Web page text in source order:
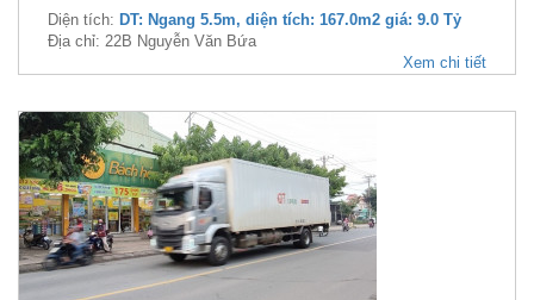
Diện tích: DT: Ngang 5.5m, diện tích: 167.0m2 giá: 9.0 Tỷ
Địa chỉ: 22B Nguyễn Văn Bứa
Xem chi tiết